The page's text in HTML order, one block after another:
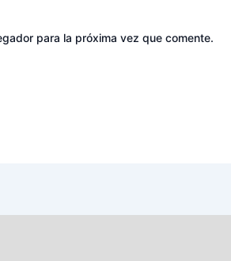
para la próxima vez que comente.